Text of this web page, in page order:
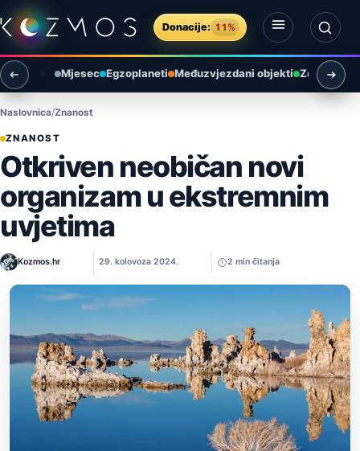
Preskoči na sadržaj
Donacije: 11%
Otvori izbornik
Otvori pretragu
Mjesec Egzoplaneti Međuzvjezdani objekti Zemlja i
Naslovnica Znanost
ZNANOST
Otkriven neobičan novi
organizam u ekstremnim
uvjetima
Kozmos.hr 29. kolovoza 2024. 2 min čitanja